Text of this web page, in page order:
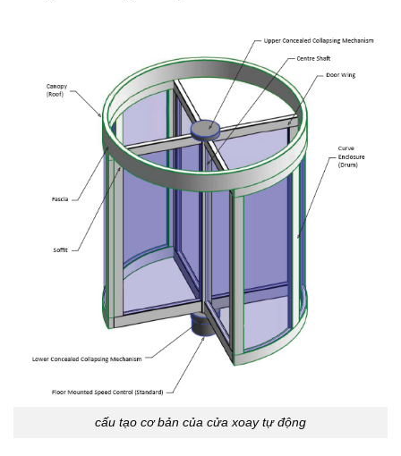
cấu tạo cơ bản của cửa xoay tự động